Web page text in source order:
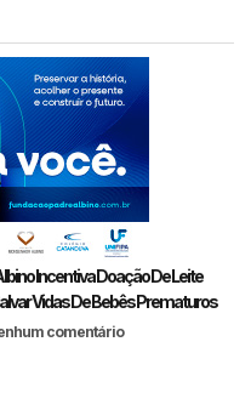
Incentiva Doação De Leite
Vidas De Bebês Prematuros
comentário